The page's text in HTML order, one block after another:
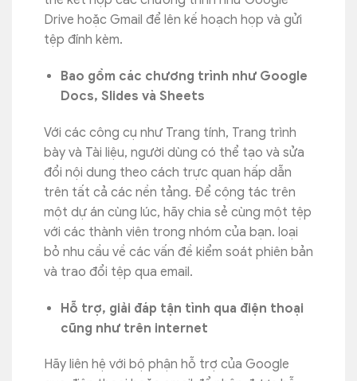
Drive hoặc Gmail để lên kế hoạch họp và gửi
tệp đính kèm.
Bao gồm các chương trình như Google
Docs, Slides và Sheets
Với các công cụ như Trang tính, Trang trình
bày và Tài liệu, người dùng có thể tạo và sửa
đổi nội dung theo cách trực quan hấp dẫn
trên tất cả các nền tảng. Để cộng tác trên
một dự án cùng lúc, hãy chia sẻ cùng một tệp
với các thành viên trong nhóm của bạn. loại
bỏ nhu cầu về các vấn đề kiểm soát phiên bản
và trao đổi tệp qua email.
Hỗ trợ, giải đáp tận tình qua điện thoại
cũng như trên internet
Hãy liên hệ với bộ phận hỗ trợ của Google